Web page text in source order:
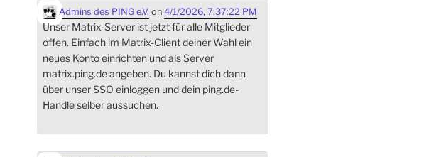
Admins des PING e.V. on 4/1/2026, 7:37:22 PM
Unser Matrix-Server ist jetzt für alle Mitglieder
offen. Einfach im Matrix-Client deiner Wahl ein
neues Konto einrichten und als Server
matrix.ping.de angeben. Du kannst dich dann
über unser SSO einloggen und dein ping.de-
Handle selber aussuchen.